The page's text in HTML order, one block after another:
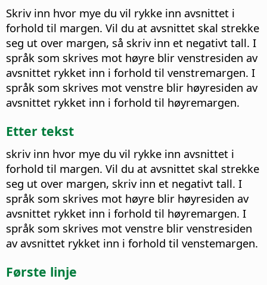
Skriv inn hvor mye du vil rykke inn avsnittet i
forhold til margen. Vil du at avsnittet skal strekke
seg ut over margen, så skriv inn et negativt tall. I
språk som skrives mot høyre blir venstresiden av
avsnittet rykket inn i forhold til venstremargen. I
språk som skrives mot venstre blir høyresiden av
avsnittet rykket inn i forhold til høyremargen.
Etter tekst
skriv inn hvor mye du vil rykke inn avsnittet i
forhold til margen. Vil du at avsnittet skal strekke
seg ut over margen, skriv inn et negativt tall. I
språk som skrives mot høyre blir høyresiden av
avsnittet rykket inn i forhold til høyremargen. I
språk som skrives mot venstre blir venstresiden
av avsnittet rykket inn i forhold til venstemargen.
Første linje